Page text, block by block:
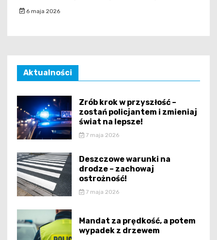
6 maja 2026
Aktualności
Zrób krok w przyszłość –
zostań policjantem i zmieniaj
świat na lepsze!
7 maja 2026
Deszczowe warunki na
drodze – zachowaj
ostrożność!
7 maja 2026
Mandat za prędkość, a potem
wypadek z drzewem